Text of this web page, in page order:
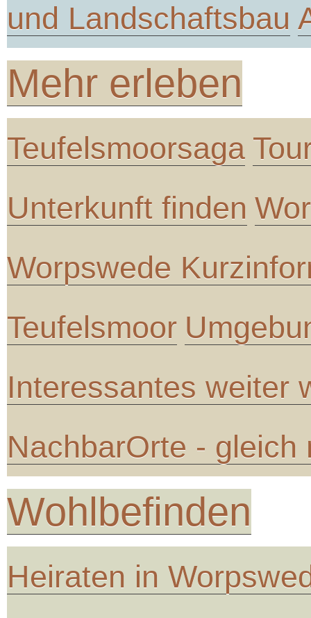
und Landschaftsbau
Mehr erleben
Teufelsmoorsaga
Unterkunft finden
Worpswede
Teufelsmoor
Interessantes weiter
NachbarOrte - gleich
Wohlbefinden
Heiraten in